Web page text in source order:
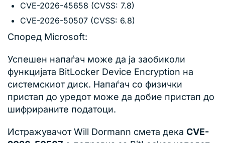
CVE-2026-45658 (CVSS: 7.8)
CVE-2026-50507 (CVSS: 6.8)
Според Microsoft:
Успешен напаѓач може да ја заобиколи
функцијата BitLocker Device Encryption на
системскиот диск. Напаѓач со физички
пристап до уредот може да добие пристап до
шифрираните податоци.
Истражувачот Will Dormann смета дека CVE-